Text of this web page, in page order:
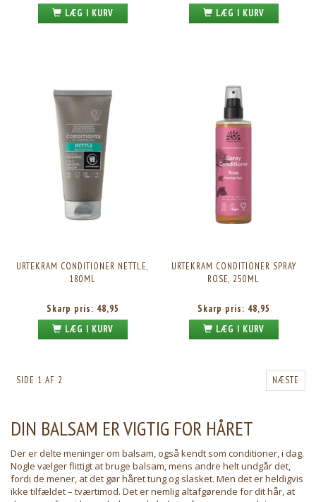
LÆG I KURV
LÆG I KURV
URTEKRAM CONDITIONER NETTLE,
180ML
Skarp pris: 48,95
LÆG I KURV
URTEKRAM CONDITIONER SPRAY
ROSE, 250ML
Skarp pris: 48,95
LÆG I KURV
SIDE 1 AF 2 NÆSTE
DIN BALSAM ER VIGTIG FOR HÅRET
Der er delte meninger om balsam, også kendt som conditioner, i dag.
Nogle vælger flittigt at bruge balsam, mens andre helt undgår det,
fordi de mener, at det gør håret tung og slasket. Men det er heldigvis
ikke tilfældet – tværtimod. Det er nemlig altafgørende for dit hår, at